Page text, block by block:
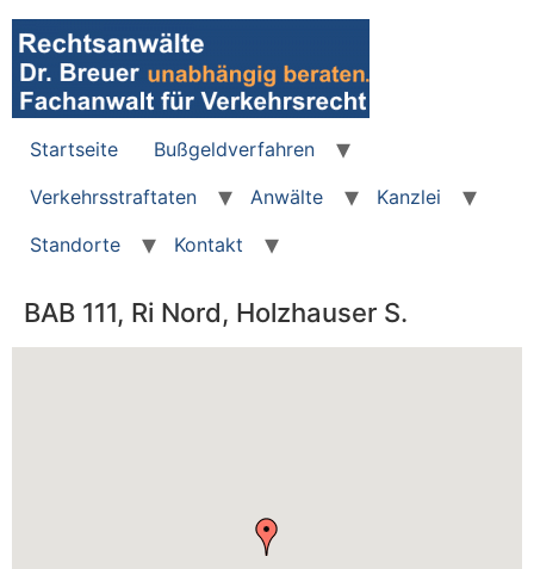
Zum
Inhalt
wechseln
Startseite
Bußgeldverfahren
Verkehrsstraftaten
Anwälte
Kanzlei
Standorte
Kontakt
BAB 111, Ri Nord, Holzhauser S.